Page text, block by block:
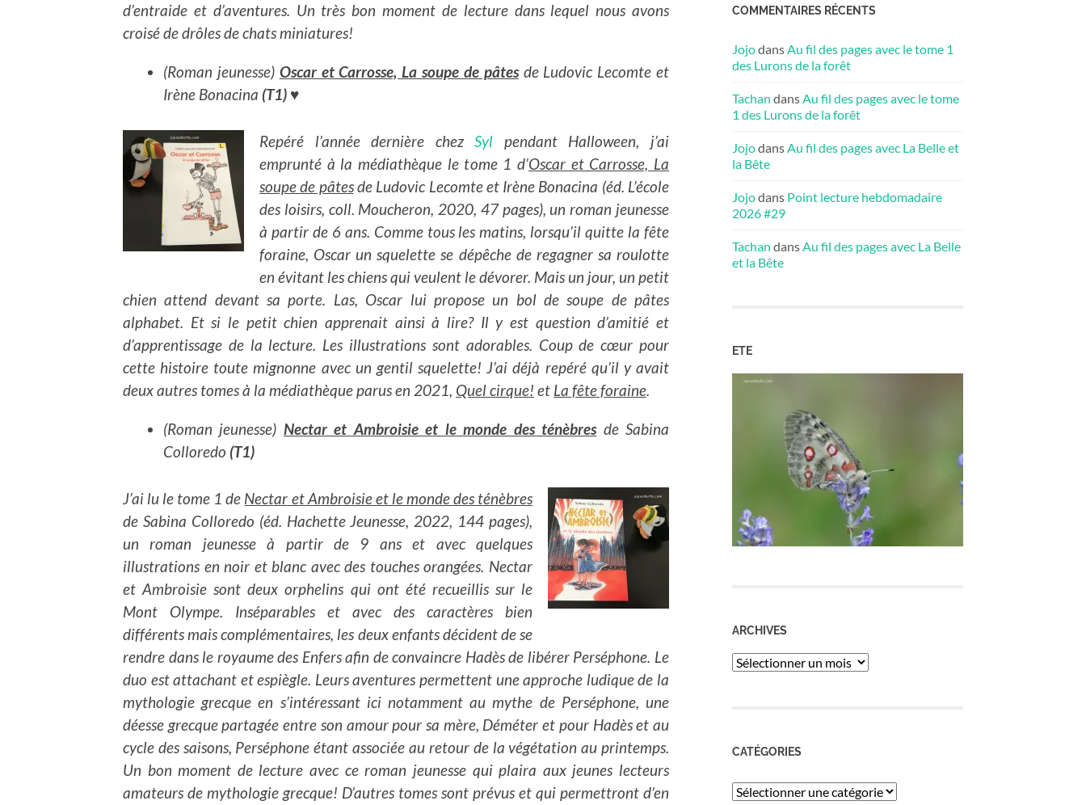
d’entraide et d’aventures. Un très bon moment de lecture dans lequel nous avons
croisé de drôles de chats miniatures!
(Roman jeunesse) Oscar et Carrosse, La soupe de pâtesde Ludovic Lecomte et
Irène Bonacina (T1) ♥
Repéré l’année dernière chezSyl pendant Halloween, j’ai
emprunté à la médiathèque le tome 1 d’Oscar et Carrosse, La
soupe de pâtesde Ludovic Lecomte et Irène Bonacina (éd. L’école
des loisirs, coll. Moucheron, 2020, 47 pages), un roman jeunesse
à partir de 6 ans. Comme tous les matins, lorsqu’il quitte la fête
foraine, Oscar un squelette se dépêche de regagner sa roulotte
en évitant les chiens qui veulent le dévorer. Mais un jour, un petit
chien attend devant sa porte. Las, Oscar lui propose un bol de soupe de pâtes
alphabet. Et si le petit chien apprenait ainsi à lire? Il y est question d’amitié et
d’apprentissage de la lecture. Les illustrations sont adorables. Coup de cœur pour
cette histoire toute mignonne avec un gentil squelette! J’ai déjà repéré qu’il y avait
deux autres tomes à la médiathèque parus en 2021, Quel cirque! et La fête foraine.
(Roman jeunesse) Nectar et Ambroisie et le monde des ténèbresde Sabina
Colloredo (T1)
J’ai lu le tome 1 de Nectar et Ambroisie et le monde des ténèbres
de Sabina Colloredo (éd. Hachette Jeunesse, 2022, 144 pages),
un roman jeunesse à partir de 9 ans et avec quelques
illustrations en noir et blanc avec des touches orangées. Nectar
et Ambroisie sont deux orphelins qui ont été recueillis sur le
Mont Olympe. Inséparables et avec des caractères bien
différents mais complémentaires, les deux enfants décident de se
rendre dans le royaume des Enfers afin de convaincre Hadès de libérer Perséphone. Le
duo est attachant et espiègle. Leurs aventures permettent une approche ludique de la
mythologie grecque en s’intéressant ici notamment au mythe de Perséphone, une
déesse grecque partagée entre son amour pour sa mère, Déméter et pour Hadès et au
cycle des saisons, Perséphone étant associée au retour de la végétation au printemps.
Un bon moment de lecture avec ce roman jeunesse qui plaira aux jeunes lecteurs
amateurs de mythologie grecque! D’autres tomes sont prévus et qui permettront d’en
COMMENTAIRES RÉCENTS
JojodansAu fil des pages avec le tome 1
des Lurons de la forêt
Tachan dansAu fil des pages avec le tome
1 des Lurons de la forêt
JojodansAu fil des pages avec La Belle et
la Bête
Jojodans Point lecture hebdomadaire
2026 #29
Tachan dansAu fil des pages avec La Belle
et la Bête
ETE
ARCHIVES
ARCHIVES
CATÉGORIES
Catégories